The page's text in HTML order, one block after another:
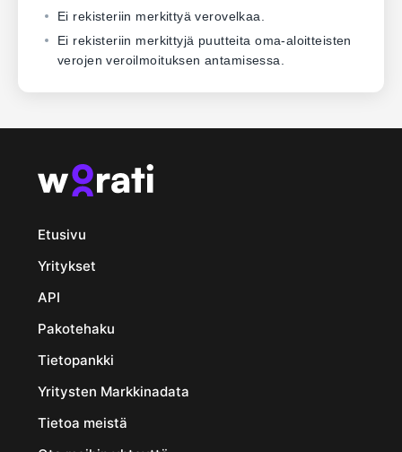
Ei rekisteriin merkittyä verovelkaa.
Ei rekisteriin merkittyjä puutteita oma-aloitteisten
verojen veroilmoituksen antamisessa.
Etusivu
Yritykset
API
Pakotehaku
Tietopankki
Yritysten Markkinadata
Tietoa meistä